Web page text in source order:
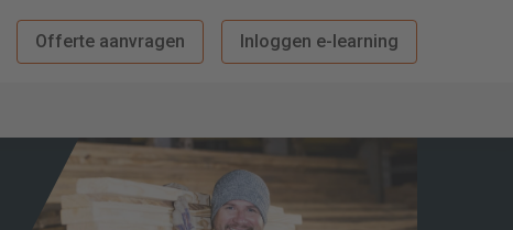
Offerte aanvragen Inloggen e-learning